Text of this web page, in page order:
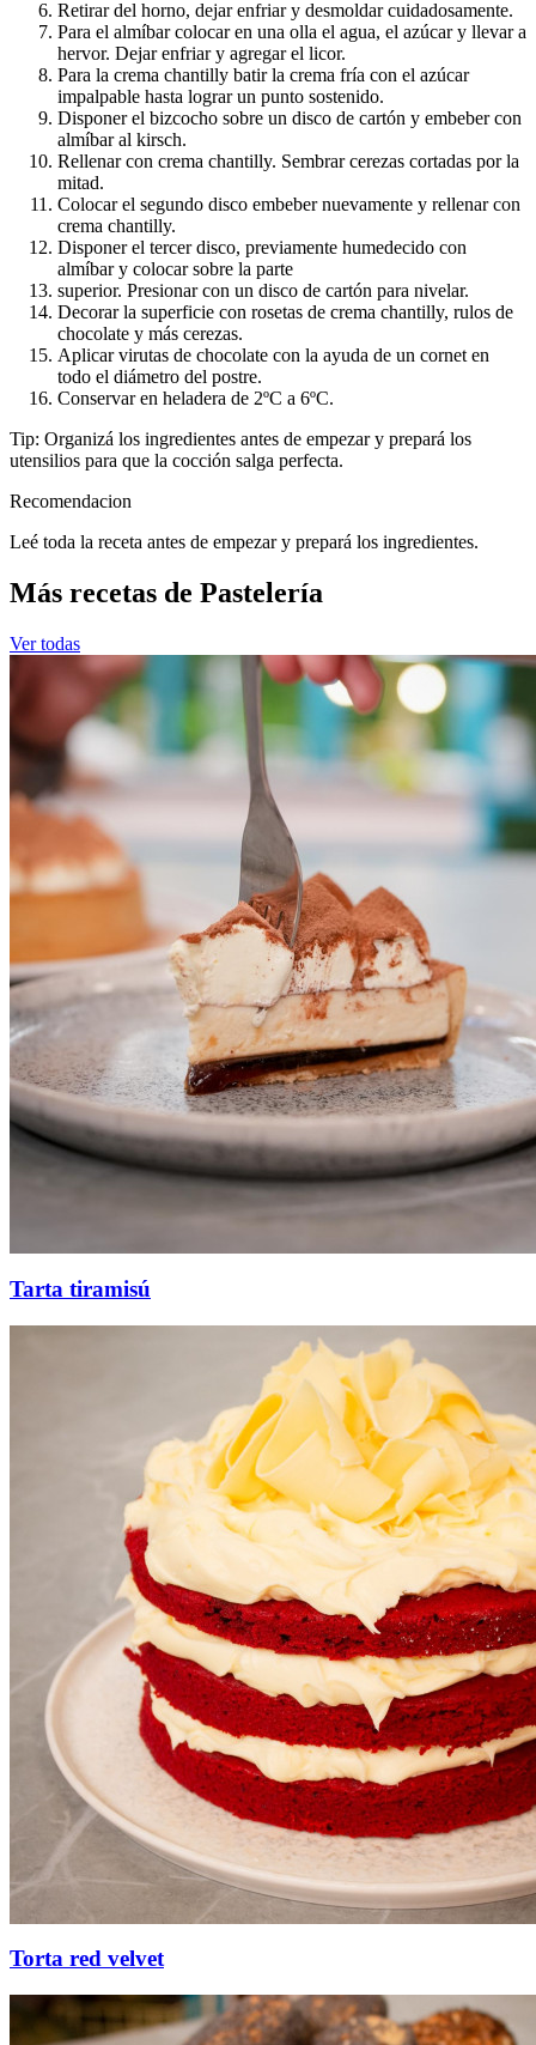
Retirar del horno, dejar enfriar y desmoldar cuidadosamente.
Para el almíbar colocar en una olla el agua, el azúcar y llevar a
hervor. Dejar enfriar y agregar el licor.
Para la crema chantilly batir la crema fría con el azúcar
impalpable hasta lograr un punto sostenido.
Disponer el bizcocho sobre un disco de cartón y embeber con
almíbar al kirsch.
Rellenar con crema chantilly. Sembrar cerezas cortadas por la
mitad.
Colocar el segundo disco embeber nuevamente y rellenar con
crema chantilly.
Disponer el tercer disco, previamente humedecido con
almíbar y colocar sobre la parte
superior. Presionar con un disco de cartón para nivelar.
Decorar la superficie con rosetas de crema chantilly, rulos de
chocolate y más cerezas.
Aplicar virutas de chocolate con la ayuda de un cornet en
todo el diámetro del postre.
Conservar en heladera de 2ºC a 6ºC.
Tip: Organizá los ingredientes antes de empezar y prepará los
utensilios para que la cocción salga perfecta.
Recomendacion
Leé toda la receta antes de empezar y prepará los ingredientes.
Más recetas de Pastelería
Ver todas
Tarta tiramisú
Torta red velvet